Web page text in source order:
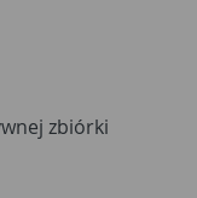
zbiórki